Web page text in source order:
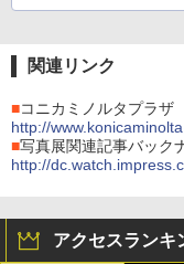
関連リンク
■コニカミノルタプラザ
http://
■写真展関連記事バック
http://
アクセスランキ